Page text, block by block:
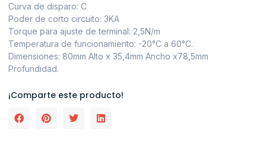
Curva de disparo: C
Poder de corto circuito: 3KA
Torque para ajuste de terminal: 2,5N/m
Temperatura de funcionamiento: -20°C a 60°C.
Dimensiones: 80mm Alto x 35,4mm Ancho x78,5mm
Profundidad.
¡Comparte este producto!